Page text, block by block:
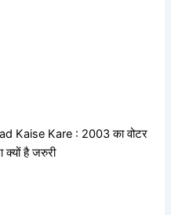
Kaise Kare : 2003 का वोटर
है जरुरी